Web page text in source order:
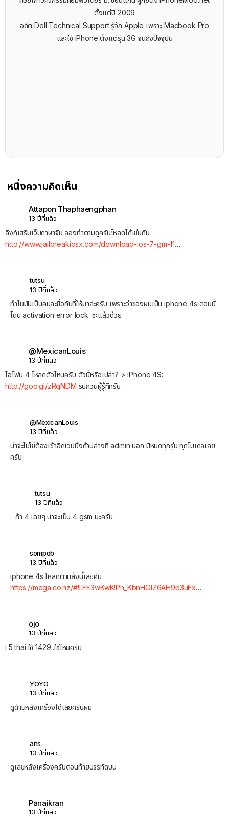
ตั้งแต่ปี 2009
อดีต Dell Technical Support รู้จัก ​Apple เพราะ Macbook Pro
และใช้ iPhone ตั้งแต่รุ่น 3G จนถึงปัจจุบัน
หนึ่งความคิดเห็น
Attapon Thaphaengphan
13 ปีที่แล้ว
ลิงก์เสริมเว็บภาษาจีน ลองทำตามดูครับโหลดได้เช่นกัน
http://www.jailbreakiosx.com/download-ios-7-gm-11…
tutsu
13 ปีที่แล้ว
ทำไมมันเป็นคนละชื่อกับที่ให้มาล่ะครับ เพราะว่าของผมเป็น iphone 4s ตอนนี้
โดน activation error lock .ซะแล้วด้วย
@MexicanLouis
13 ปีที่แล้ว
ไอโฟน 4 โหลดตัวไหนครับ ตัวนี้หรือเปล่า? > iPhone 4S:
http://goo.gl/zRqNDM รบกวนผู้รู้ทีครับ
@MexicanLouis
13 ปีที่แล้ว
น่าจะไม่ใช่ต้องเข้าอีกเวปนึงด้านล่างที่ admin บอก มีหมดทุกรุ่น ทุกโมเดลเลย
ครับ
tutsu
13 ปีที่แล้ว
ถ้า 4 เฉยๆ น่าจะเป็น 4 gsm นะครับ
sompob
13 ปีที่แล้ว
iphone 4s โหลดตามลิ้งนี้เลยคับ
https://mega.co.nz/#!LFF3wKwK!Ph_KbnHOlZ6AH9b3uFx…
ojo
13 ปีที่แล้ว
i 5 thai ใช้ 1429 .ใช่ไหมครับ
YOYO
13 ปีที่แล้ว
ดูด้านหลังเครื่องได้เลยครับผม
ans
13 ปีที่แล้ว
ดูเลขหลังเครื่องครับตอนท้ายบรรทัดบน
Panaikran
13 ปีที่แล้ว